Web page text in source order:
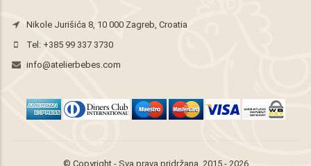
Nikole Jurišića 8, 10 000 Zagreb, Croatia
Tel: +385 99 337 3730
info@atelierbebes.com
© Copyright - Sva prava pridržana. 2015 - 2026